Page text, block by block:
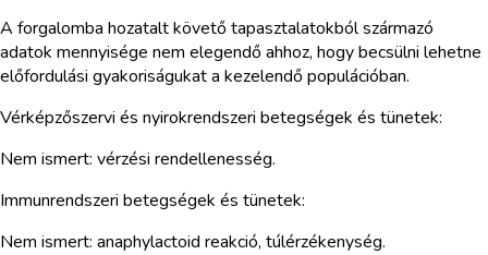
A forgalomba hozatalt követő tapasztalatokból származó
adatok mennyisége nem elegendő ahhoz, hogy becsülni lehetne
előfordulási gyakoriságukat a kezelendő populációban.
Vérképzőszervi és nyirokrendszeri betegségek és tünetek:
Nem ismert: vérzési rendellenesség.
Immunrendszeri betegségek és tünetek:
Nem ismert: anaphylactoid reakció, túlérzékenység.